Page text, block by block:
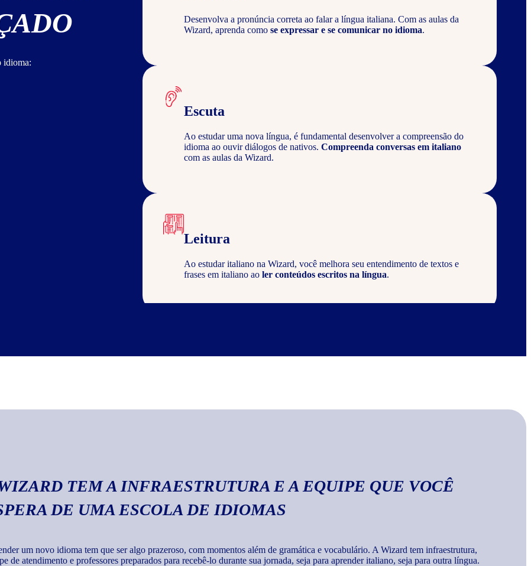
idioma:
Desenvolva a pronúncia correta ao falar a língua italiana. Com as aulas da
Wizard, aprenda como se expressar e se comunicar no idioma.
Escuta
Ao estudar uma nova língua, é fundamental desenvolver a compreensão do
idioma ao ouvir diálogos de nativos. Compreenda conversas em italiano
com as aulas da Wizard.
Leitura
Ao estudar italiano na Wizard, você melhora seu entendimento de textos e
frases em italiano ao ler conteúdos escritos na língua.
Escrita
TEM A INFRAESTRUTURA E A EQUIPE QUE VOCÊ
DE UMA ESCOLA DE IDIOMAS
um novo idioma tem que ser algo prazeroso, com momentos além de gramática e vocabulário. A Wizard tem infraestrutura,
de atendimento e professores preparados para recebê-lo durante sua jornada, seja para aprender italiano, seja para outra língua.